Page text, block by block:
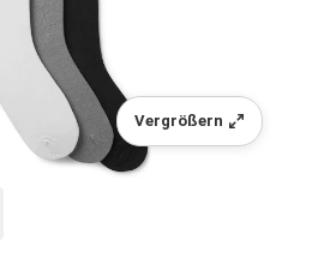
Vergrößern